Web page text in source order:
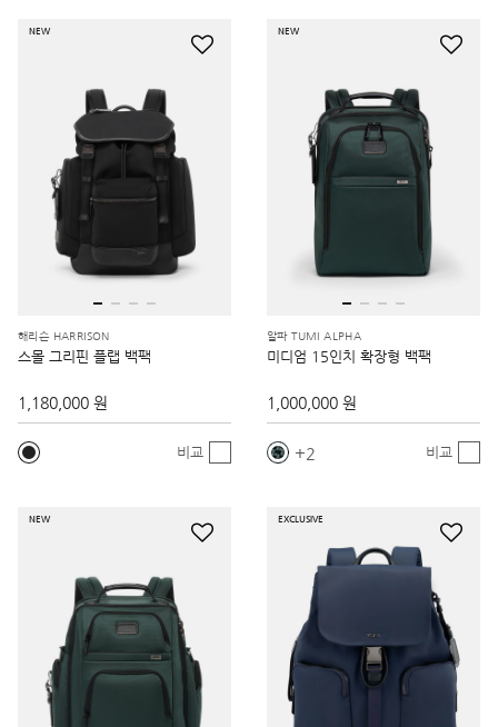
NEW
해리슨 HARRISON
스몰 그리핀 플랩 백팩
1,180,000 원
비교
NEW
알파 TUMI ALPHA
미디엄 15인치 확장형 백팩
1,000,000 원
2 비교
NEW EXCLUSIVE